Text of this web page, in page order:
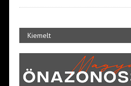
Kiemelt